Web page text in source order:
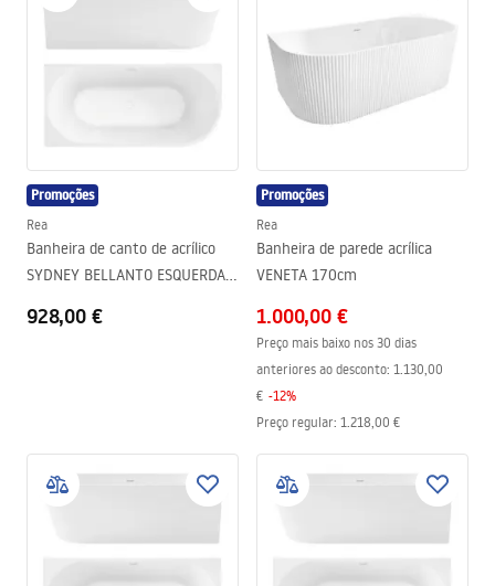
Promoções
Rea
Banheira de canto de acrílico
SYDNEY BELLANTO ESQUERDA
928,00 €
Promoções
Rea
Banheira de parede acrílica
VENETA 170cm
1.000,00 €
Preço mais baixo nos 30 dias
anteriores ao desconto: 1.130,00
€ -12%
Preço regular: 1.218,00 €